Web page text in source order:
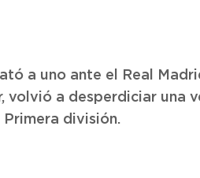
a uno ante el Real
volvió a desperdiciar una
división.